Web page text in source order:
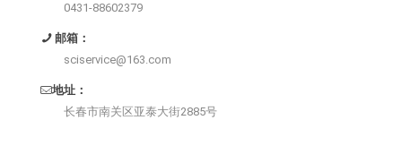
0431-88602379
邮箱：
sciservice@163.com
地址：
长春市南关区亚泰大街2885号